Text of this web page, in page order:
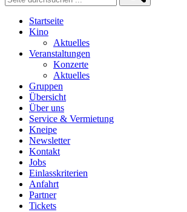
Startseite
Kino
Aktuelles
Veranstaltungen
Konzerte
Aktuelles
Gruppen
Übersicht
Über uns
Service & Vermietung
Kneipe
Newsletter
Kontakt
Jobs
Einlasskriterien
Anfahrt
Partner
Tickets